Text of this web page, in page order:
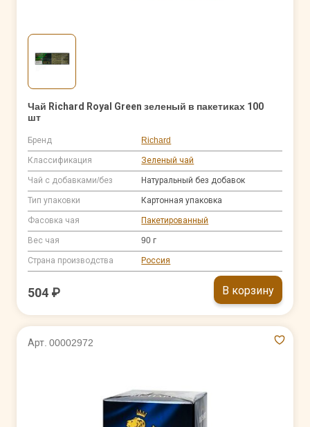
Чай Richard Royal Green зеленый в пакетиках 100
шт
Бренд Richard
Классификация Зеленый чай
Чай с добавками/без Натуральный без добавок
Тип упаковки Картонная упаковка
Фасовка чая Пакетированный
Вес чая 90 г
Страна производства Россия
504 ₽ В корзину
Арт. 00002972